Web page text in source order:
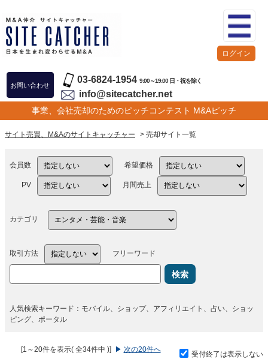
お問い合わせ
03-6824-1954 9:00～19:00 日・祝を除く
info@sitecatcher.net
事業、会社売却のためのピッチコンテスト M&Aピッチ
ログイン
サイト売買、M&Aのサイトキャッチャー > 売却サイト一覧
会員数 希望価格
PV 月間売上
カテゴリ
取引方法 フリーワード
検索
人気検索キーワード：モバイル、ショップ、アフィリエイト、占い、ショッ
ピング、ポータル
[1～20件を表示( 全34件中 )] ▶ 次の20件へ
受付終了は表示しない